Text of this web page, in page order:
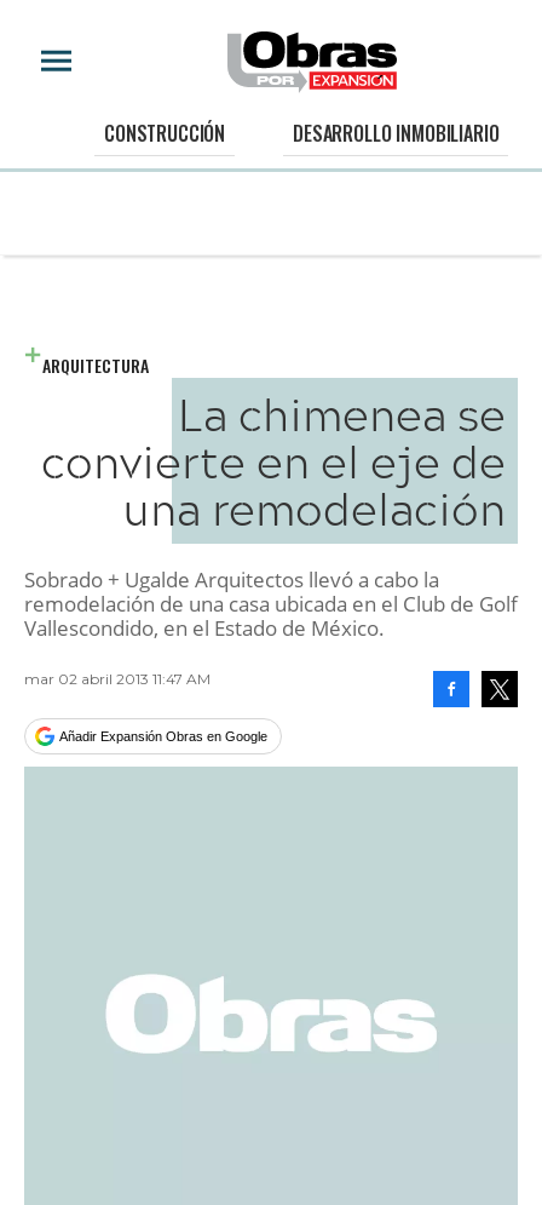
CONSTRUCCIÓN DESARROLLO INMOBILIARIO
ARQUITECTURA
La chimenea se
convierte en el eje de
una remodelación
Sobrado + Ugalde Arquitectos llevó a cabo la
remodelación de una casa ubicada en el Club de Golf
Vallescondido, en el Estado de México.
mar 02 abril 2013 11:47 AM
Añadir Expansión Obras en Google